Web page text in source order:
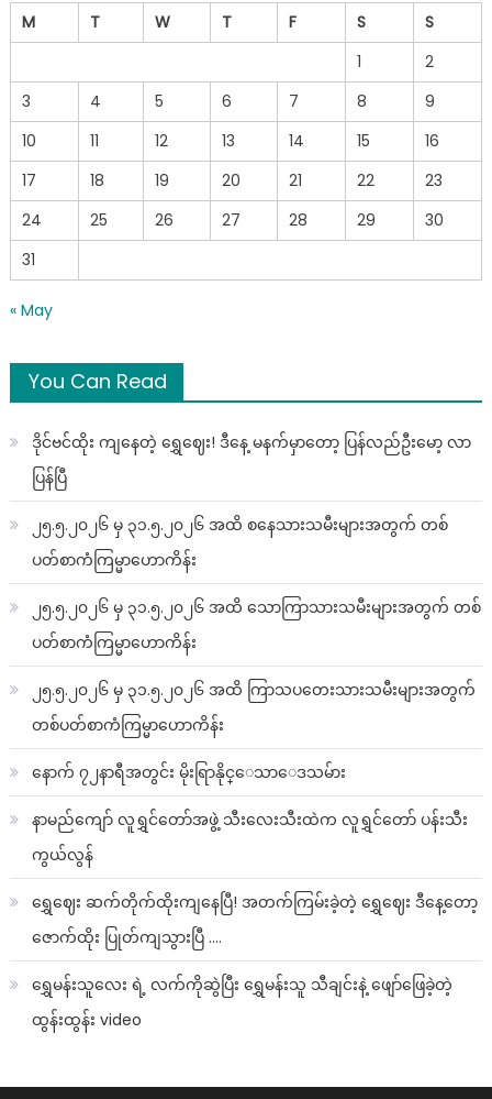
M
T W T F S
S
1
2
3
4 5 6 7 8
9
10
11 12 13 14 15
16
17
18 19 20 21 22
23
24
25 26 27 28 29
30
31
« May
You Can Read
ဒိုင်ဗင်ထိုး ကျနေတဲ့ ရွှေဈေး! ဒီနေ့ မနက်မှာတော့ ပြန်လည်ဦးမော့ လာ
ပြန်ပြီ
၂၅.၅.၂၀၂၆ မှ ၃၁.၅.၂၀၂၆ အထိ စနေသားသမီးများအတွက် တစ်
ပတ်စာကံကြမ္မာဟောကိန်း
၂၅.၅.၂၀၂၆ မှ ၃၁.၅.၂၀၂၆ အထိ သောကြာသားသမီးများအတွက် တစ်
ပတ်စာကံကြမ္မာဟောကိန်း
၂၅.၅.၂၀၂၆ မှ ၃၁.၅.၂၀၂၆ အထိ ကြာသပတေးသားသမီးများအတွက်
တစ်ပတ်စာကံကြမ္မာဟောကိန်း
နောက် ၇၂နာရီအတွင်း မိုးရြာနိုင္ေသာေဒသမ်ား
နာမည်ကျော် လူရွှင်တော်အဖွဲ့ သီးလေးသီးထဲက လူရွှင်တော် ပန်းသီး
ကွယ်လွန်
ရွှေဈေး ဆက်တိုက်ထိုးကျနေပြီ! အတက်ကြမ်းခဲ့တဲ့ ရွှေဈေး ဒီနေ့တော့
ဇောက်ထိုး ပြုတ်ကျသွားပြီ ….
ရွှေမန်းသူလေး ရဲ့ လက်ကိုဆွဲပြီး ရွှေမန်းသူ သီချင်းနဲ့ ဖျော်ဖြေခဲ့တဲ့
ထွန်းထွန်း video